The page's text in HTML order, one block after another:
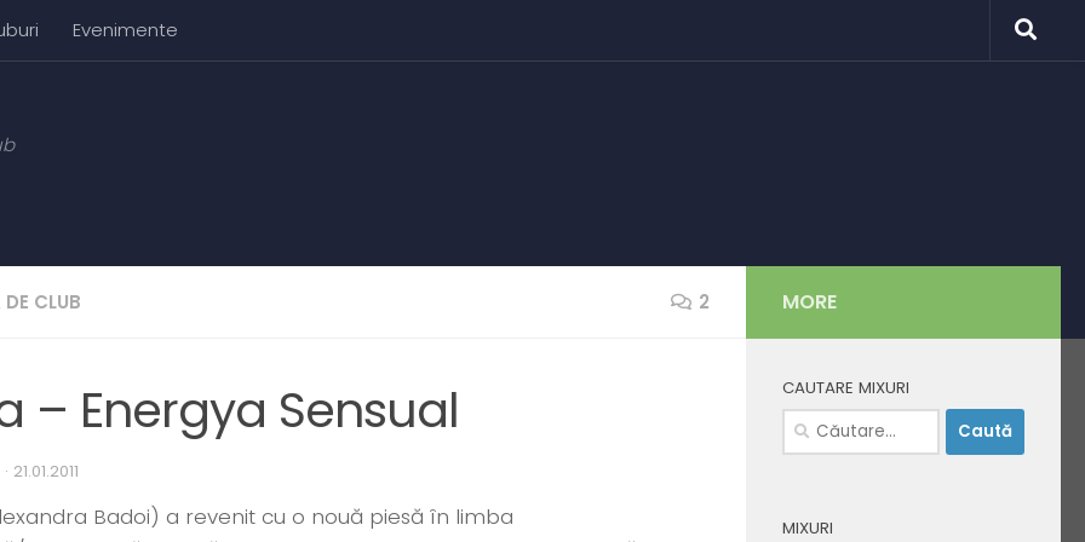
Evenimente
CLUB 2
– Energya Sensual
· 21.01.2011
Badoi) a revenit cu o nouă piesă în limba
MORE
CAUTARE MIXURI
Caută
după:
MIXURI